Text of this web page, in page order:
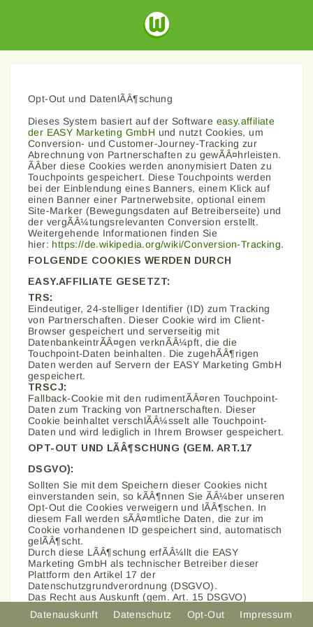
Opt-Out und DatenlÃÂ¶schung
Dieses System basiert auf der Software easy.affiliate
der EASY Marketing GmbH und nutzt Cookies, um
Conversion- und Customer-Journey-Tracking zur
Abrechnung von Partnerschaften zu gewÃÂ¤hrleisten.
ÃÂber diese Cookies werden anonymisiert Daten zu
Touchpoints gespeichert. Diese Touchpoints werden
bei der Einblendung eines Banners, einem Klick auf
einen Banner einer Partnerwebsite, optional einem
Site-Marker (Bewegungsdaten auf Betreiberseite) und
der vergÃÂ¼tungsrelevanten Conversion erstellt.
Weitergehende Informationen finden Sie
hier: https://de.wikipedia.org/wiki/Conversion-Tracking.
FOLGENDE COOKIES WERDEN DURCH
EASY.AFFILIATE GESETZT:
TRS:
Eindeutiger, 24-stelliger Identifier (ID) zum Tracking
von Partnerschaften. Dieser Cookie wird im Client-
Browser gespeichert und serverseitig mit
DatenbankeintrÃÂ¤gen verknÃÂ¼pft, die die
Touchpoint-Daten beinhalten. Die zugehÃÂ¶rigen
Daten werden auf Servern der EASY Marketing GmbH
gespeichert.
TRSCJ:
Fallback-Cookie mit den rudimentÃÂ¤ren Touchpoint-
Daten zum Tracking von Partnerschaften. Dieser
Cookie beinhaltet verschlÃÂ¼sselt alle Touchpoint-
Daten und wird lediglich in Ihrem Browser gespeichert.
OPT-OUT UND LÃÂ¶SCHUNG (GEM. ART.17
DSGVO):
Sollten Sie mit dem Speichern dieser Cookies nicht
einverstanden sein, so kÃÂ¶nnen Sie ÃÂ¼ber unseren
Opt-Out die Cookies verweigern und lÃÂ¶schen. In
diesem Fall werden sÃÂ¤mtliche Daten, die zur im
Cookie vorhandenen ID gespeichert sind, automatisch
gelÃÂ¶scht.
Durch diese LÃÂ¶schung erfÃÂ¼llt die EASY
Marketing GmbH als technischer Betreiber dieser
Plattform den Artikel 17 der
Datenschutzgrundverordnung (DSGVO).
Das Recht aus Auskunft (gem. Art. 15 DSGVO)
Datenauskunft Datenschutz Opt-Out Impressum